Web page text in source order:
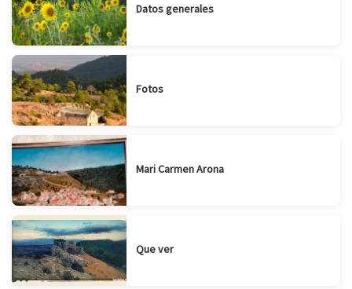
Datos generales
Fotos
Mari Carmen Arona
Que ver